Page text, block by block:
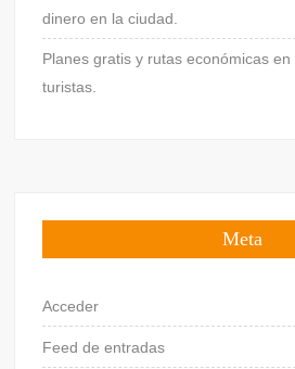
dinero en la ciudad.
Planes gratis y rutas económicas
turistas.
Meta
Acceder
Feed de entradas